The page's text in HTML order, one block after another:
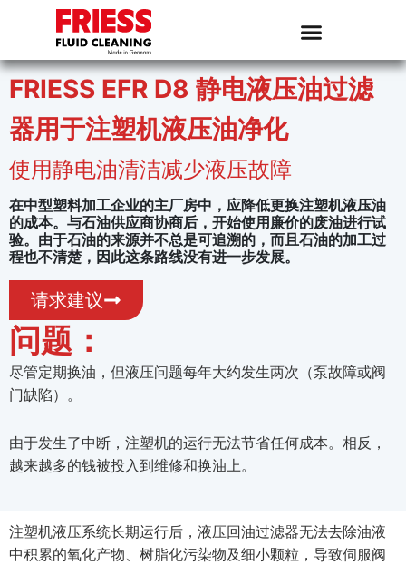
FRIESS EFR D8 静电液压油过滤
器用于注塑机液压油净化
使用静电油清洁减少液压故障
在中型塑料加工企业的主厂房中，应降低更换注塑机液压油
的成本。与石油供应商协商后，开始使用廉价的废油进行试
验。由于石油的来源并不总是可追溯的，而且石油的加工过
程也不清楚，因此这条路线没有进一步发展。
请求建议
问题：
尽管定期换油，但液压问题每年大约发生两次（泵故障或阀
门缺陷）。
由于发生了中断，注塑机的运行无法节省任何成本。相反，
越来越多的钱被投入到维修和换油上。
注塑机液压系统长期运行后，液压回油过滤器无法去除油液
中积累的氧化产物、树脂化污染物及细小颗粒，导致伺服阀